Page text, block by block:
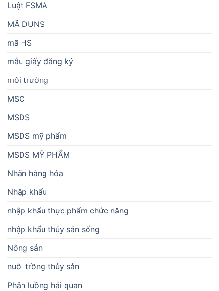
Luật FSMA
MÃ DUNS
mã HS
mẫu giấy đăng ký
môi trường
MSC
MSDS
MSDS mỹ phẩm
MSDS MỸ PHẨM
Nhãn hàng hóa
Nhập khẩu
nhập khẩu thực phẩm chức năng
nhập khẩu thủy sản sống
Nông sản
nuôi trồng thủy sản
Phân luồng hải quan